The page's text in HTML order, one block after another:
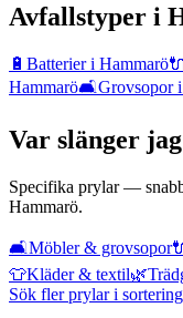
Avfallstyper i
🔋 Batterieri Hammarö🔌
Hammarö🛋️Grovsopori
Var slänger
Specifika prylar —
Hammarö.
🛋️Möbler & grovsopor
👕Kläder & textil🌿
Sök fler prylar i